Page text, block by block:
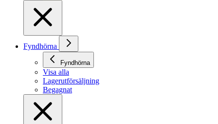
Fyndhörna
Fyndhörna
Visa alla
Lagerutförsäljning
Begagnat